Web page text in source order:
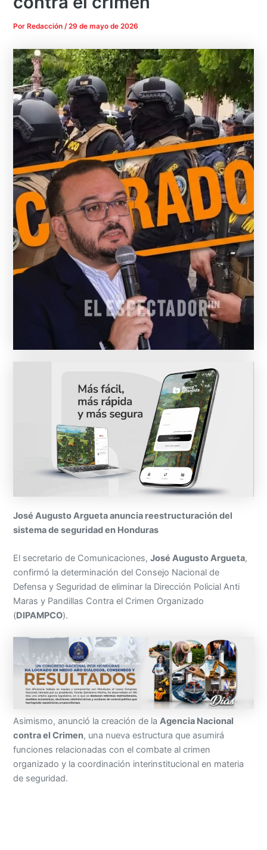
Por Redacción/29 de mayo de 2026
José Augusto Argueta anuncia reestructuración del
sistema de seguridad en Honduras
El secretario de Comunicaciones,José Augusto Argueta,
confirmó la determinación del Consejo Nacional de
Defensa y Seguridad de eliminar la Dirección Policial Anti
Maras y Pandillas Contra el Crimen Organizado
(DIPAMPCO).
Asimismo, anunció la creación de laAgencia Nacional
contra el Crimen, una nueva estructura que asumirá
funciones relacionadas con el combate al crimen
organizado y la coordinación interinstitucional en materia
de seguridad.